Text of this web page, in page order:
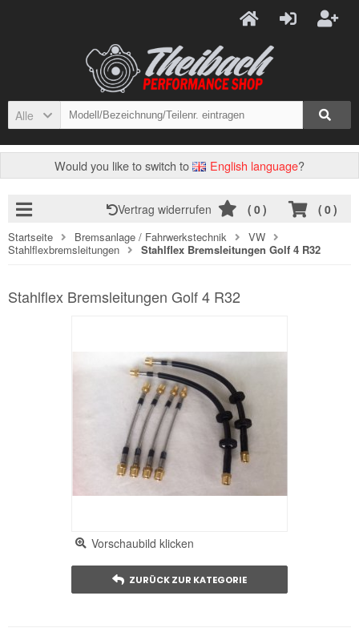
Alle
Would you like to switch to English language?
( 0)
Vertrag widerrufen ( 0)
Startseite Bremsanlage / Fahrwerkstechnik
VW
Stahlflexbremsleitungen
Stahlflex Bremsleitungen Golf 4 R32
Stahlflex Bremsleitungen Golf 4 R32
Vorschaubild klicken
ZURÜCK ZUR KATEGORIE